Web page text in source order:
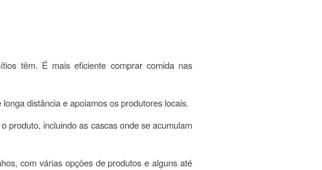
têm. É mais eficiente comprar comida nas
distância e apoiamos os produtores locais.
produto, incluindo as cascas onde se acumulam
com várias opções de produtos e alguns até